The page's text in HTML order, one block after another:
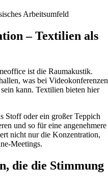
Arbeitsumfeld
– Textilien als
ist die Raumakustik.
was bei Videokonferenzen
kann. Textilien bieten hier
Stoff oder ein großer Teppich
und so für eine angenehmere
nicht nur die Konzentration,
Meetings.
die die Stimmung